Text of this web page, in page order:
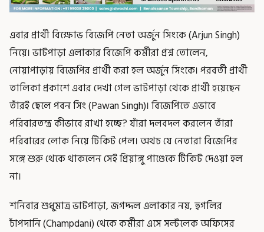
এবার প্রার্থী বিক্ষোভ বিজেপি নেতা অর্জুন সিংকে (Arjun Singh)
নিয়ে। ভাটপাড়া এলাকার বিজেপি কর্মীরা প্রশ্ন তোলেন,
নোয়াপাড়ায় বিজেপির প্রার্থী করা হল অর্জুন সিংকে। পরবর্তী প্রার্থী
তালিকা প্রকাশে এবার দেখা গেল ভাটপাড়া থেকে প্রার্থী হয়েছেন
তাঁরই ছেলে পবন সিং (Pawan Singh)। বিজেপিতে এভাবে
পরিবারতন্ত্র কীভাবে রাখা হচ্ছে? যাঁরা দলবদল করলেন তাঁরা
পরিবারের লোক নিয়ে টিকিট পেল। অথচ যে নেতারা বিজেপির
সঙ্গে শুরু থেকে থাকলেন সেই প্রিয়াঙ্গু পাণ্ডেকে টিকিট দেওয়া হল
না।
শনিবার শুধুমাত্র ভাটপাড়া, জগদ্দল এলাকার নয়, হুগলির
চাঁপদানি (Champdani) থেকে কর্মীরা এসে সল্টলেক অফিসের